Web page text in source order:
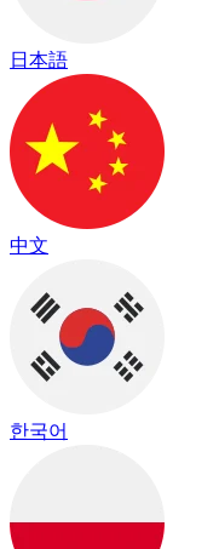
日本語
中文
한국어